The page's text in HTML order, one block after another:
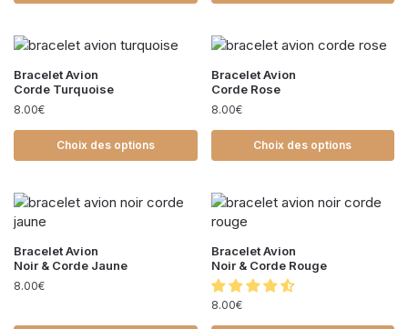
Bracelet Avion
Corde Turquoise
8.00€
Choix des options
Bracelet Avion
Corde Rose
8.00€
Choix des options
Bracelet Avion
Noir & Corde Jaune
8.00€
Bracelet Avion
Noir & Corde Rouge
8.00€